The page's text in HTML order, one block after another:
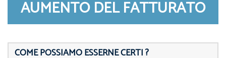
AUMENTO DEL FATTURATO
COME POSSIAMO ESSERNE CERTI ?